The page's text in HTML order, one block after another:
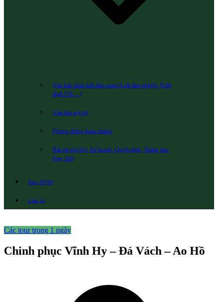
Văn bản pháp luật liên quan (Luật lâm nghiệp; Nghị
định 156;…)
Văn bản nội bộ
Phòng chống tham nhũng
Bản tin nội bộ ( Kế hoạch, Quyết định, Thông báo,
Quy chế)
Khu DTSQ
Liên hệ
Các tour trong 1 ngày
Chinh phục Vĩnh Hy – Đá Vách – Ao Hồ